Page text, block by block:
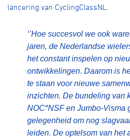
lancering van CyclingClassNL.
‘’Hoe succesvol we ook
jaren, de Nederlandse
het constant inspelen op
ontwikkelingen. Daarom is
te staan voor nieuwe
inzichten. De bundeling van
NOC*NSF en Jumbo-Visma
gelegenheid om nog
leiden. De optelsom van het